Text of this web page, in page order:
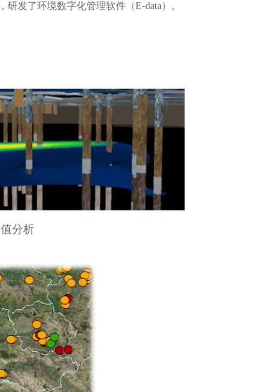
研发了环境数字化管理软件（E-data）。
分析